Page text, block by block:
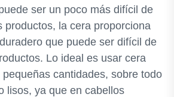
ser un poco más difícil de
productos, la cera proporciona
que puede ser difícil de
Lo ideal es usar cera
cantidades, sobre todo
lisos, ya que en cabellos